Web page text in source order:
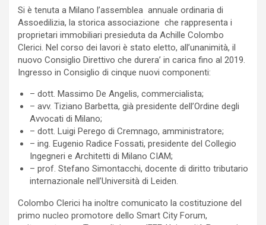
Si è tenuta a Milano l’assemblea annuale ordinaria di
Assoedilizia, la storica associazione che rappresenta i
proprietari immobiliari presieduta da Achille Colombo
Clerici. Nel corso dei lavori è stato eletto, all’unanimità, il
nuovo Consiglio Direttivo che durera’ in carica fino al 2019.
Ingresso in Consiglio di cinque nuovi componenti:
– dott. Massimo De Angelis, commercialista;
– avv. Tiziano Barbetta, già presidente dell’Ordine degli
Avvocati di Milano;
– dott. Luigi Perego di Cremnago, amministratore;
– ing. Eugenio Radice Fossati, presidente del Collegio
Ingegneri e Architetti di Milano CIAM;
– prof. Stefano Simontacchi, docente di diritto tributario
internazionale nell’Università di Leiden.
Colombo Clerici ha inoltre comunicato la costituzione del
primo nucleo promotore dello Smart City Forum,